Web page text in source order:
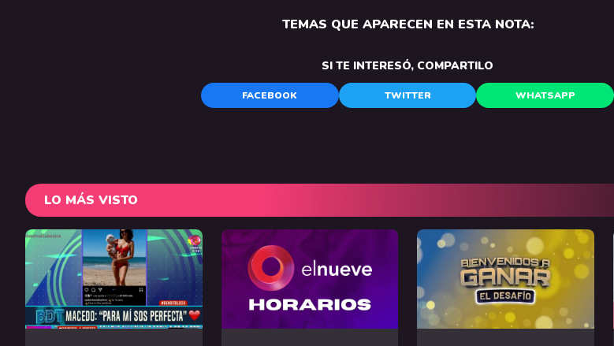
TEMAS QUE APARECEN EN ESTA NOTA:
SI TE INTERESÓ, COMPARTILO
FACEBOOK TWITTER WHATSAPP
LO MÁS VISTO